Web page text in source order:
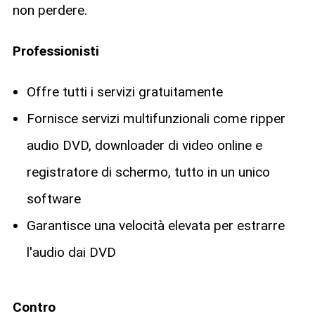
non perdere.
Professionisti
Offre tutti i servizi gratuitamente
Fornisce servizi multifunzionali come ripper
audio DVD, downloader di video online e
registratore di schermo, tutto in un unico
software
Garantisce una velocità elevata per estrarre
l'audio dai DVD
Contro